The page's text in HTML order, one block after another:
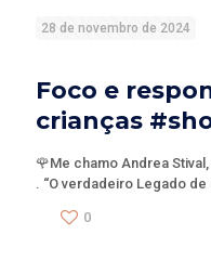
28 de novembro de 2024
Foco e
crianças
🌹Me chamo Andrea
. “O verdadeiro Legado
0